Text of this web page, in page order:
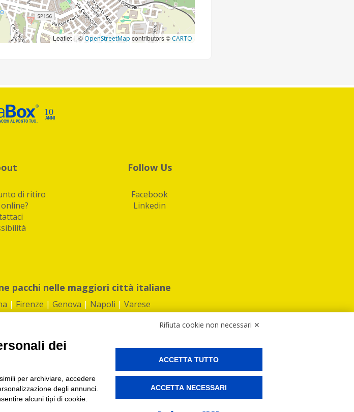
Leaflet |©OpenStreetMap contributors © CARTO
di ritiro
Follow Us
Facebook
Linkedin
pacchi nelle maggiori città italiane
| Firenze | Genova | Napoli | Varese
50.000€ |Whistleblowing|Privacy|Preferenze Cookies
e Kipoint per ritirare i tuoi acquisti online e spedire i tuoi pacchi.
Rifiuta cookie non necessari ✕
dei
per archiviare, accedere
degli annunci.
alcuni tipi di cookie.
ACCETTA TUTTO
ACCETTA NECESSARI